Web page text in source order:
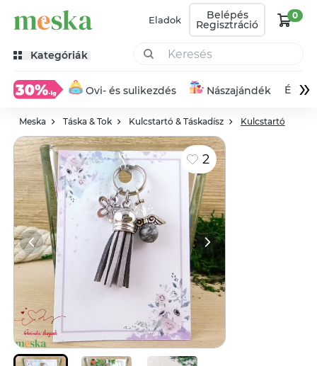
Eladok Belépés
Regisztráció
0
Kategóriák
Ovi- és sulikezdés Nászajándék »
Meska Táska & Tok Kulcstartó & Táskadísz Kulcstartó
2